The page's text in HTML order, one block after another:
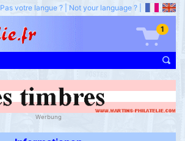
Pas votre langue ? Not your language ?
1
Werbung